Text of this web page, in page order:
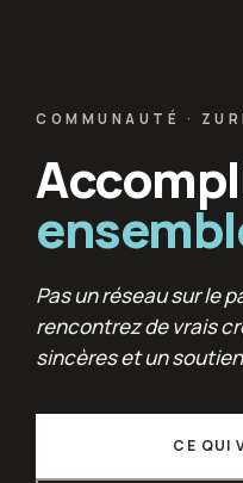
COMMUNAUTÉ ·
Pas un réseau sur le
rencontrez de vrais
sincères et un
CE QUI